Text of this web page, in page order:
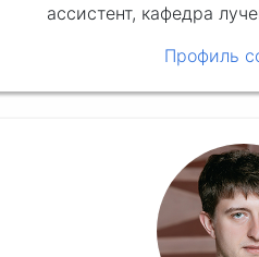
ассистент, кафедра
Профиль